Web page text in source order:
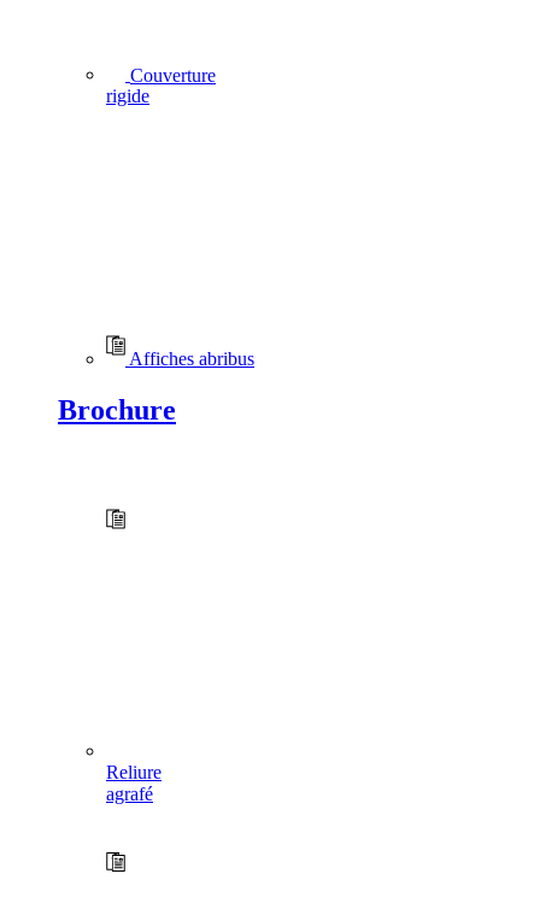
Couverture
rigide
Reliure
agrafé
Affiches abribus
Brochure